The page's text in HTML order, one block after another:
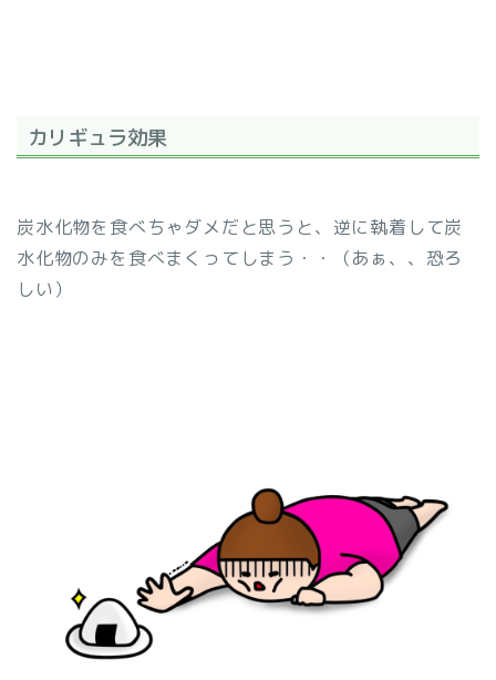
カリギュラ効果
炭水化物を食べちゃダメだと思うと、逆に執着して炭
水化物のみを食べまくってしまう・・（あぁ、、恐ろ
しい）